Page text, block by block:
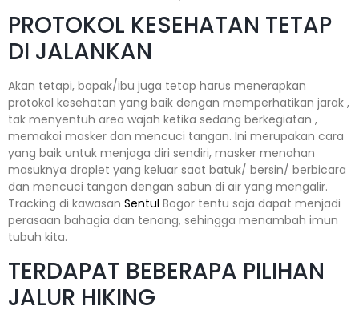
PROTOKOL KESEHATAN TETAP
DI JALANKAN
Akan tetapi, bapak/ibu juga tetap harus menerapkan
protokol kesehatan yang baik dengan memperhatikan jarak ,
tak menyentuh area wajah ketika sedang berkegiatan ,
memakai masker dan mencuci tangan. Ini merupakan cara
yang baik untuk menjaga diri sendiri, masker menahan
masuknya droplet yang keluar saat batuk/ bersin/ berbicara
dan mencuci tangan dengan sabun di air yang mengalir.
Tracking di kawasan Sentul Bogor tentu saja dapat menjadi
perasaan bahagia dan tenang, sehingga menambah imun
tubuh kita.
TERDAPAT BEBERAPA PILIHAN
JALUR HIKING